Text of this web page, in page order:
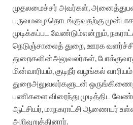
முதலமைச்சர்அவர்கள் அனைத்து
பருவமழைதொடங்குவதற்கு
முடிக்கப்பட வேண்டும்என்றும்
நெடுஞ்சாலைத்துறை ஊரக
துறைகளின்அலுவலர்கள்
மின்வாரியம் குடிநீர்வழங்கல் வாரியம்
துறைஅலுவலர்களுடன்
பணிகளை விரைந்து முடித்திட
ஆட்சியர் மாநகராட்சி ஆணையர்
அறிவுறுத்தினார்